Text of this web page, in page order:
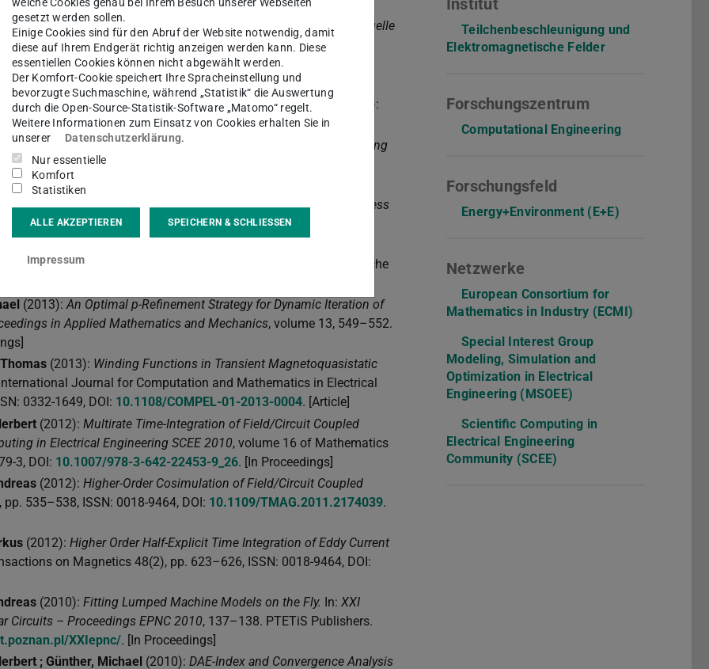
Institut
Teilchenbeschleunigung und
Elektromagnetische Felder
Forschungszentrum
Computational Engineering
Forschungsfeld
Energy+Environment (E+E)
Netzwerke
European Consortium for
Mathematics in Industry (ECMI)
Special Interest Group
Modeling, Simulation and
Optimization in Electrical
Engineering (MSOEE)
Scientific Computing in
Electrical Engineering
Community (SCEE)
gesetzt werden sollen.
Einige Cookies sind für den Abruf der Website notwendig, damit
diese auf Ihrem Endgerät richtig anzeigen werden kann. Diese
essentiellen Cookies können nicht abgewählt werden.
Der Komfort-Cookie speichert Ihre Spracheinstellung und
bevorzugte Suchmaschine, während „Statistik“ die Auswertung
durch die Open-Source-Statistik-Software „Matomo“ regelt.
Weitere Informationen zum Einsatz von Cookies erhalten Sie in
unserer
Datenschutzerklärung.
Nur essentielle
Komfort
Statistiken
ALLE AKZEPTIEREN SPEICHERN & SCHLIESSEN
Impressum